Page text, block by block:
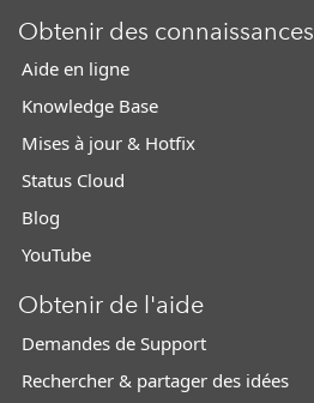
Obtenir des connaissances
Aide en ligne
Knowledge Base
Mises à jour & Hotfix
Status Cloud
Blog
YouTube
Obtenir de l'aide
Demandes de Support
Rechercher & partager des idées